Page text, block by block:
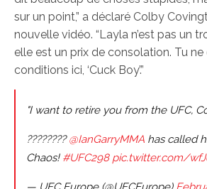
sur un point,” a déclaré Colby
nouvelle vidéo. “Layla n’est pas un
elle est un prix de consolation. Tu
conditions ici, ‘Cuck Boy’.”
"I want to retire you from the UFC,
????????@IanGarryMMA has called
Chaos! #UFC298 pic.twitter.com/